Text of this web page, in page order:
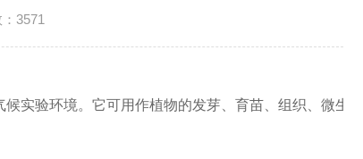
3571
实验环境。它可用作植物的发芽、育苗、组织、微